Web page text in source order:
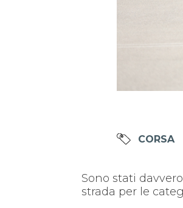
CORSA
Sono stati
strada per le